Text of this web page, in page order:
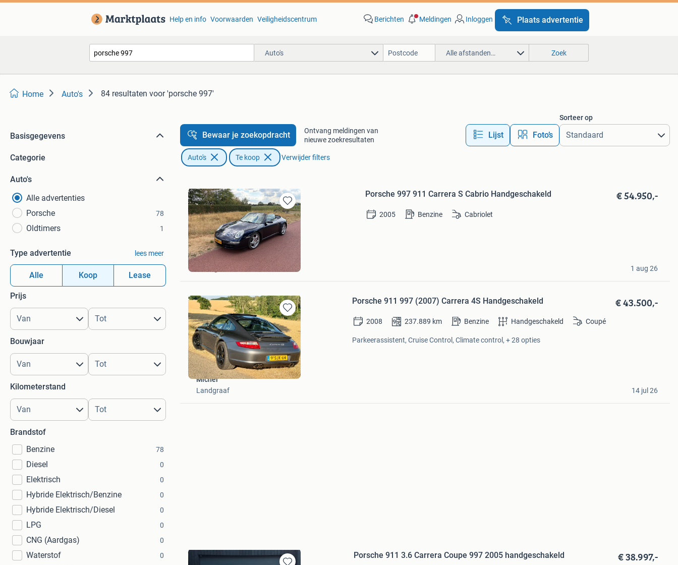
Help en info Voorwaarden Veiligheidscentrum Berichten Meldingen Inloggen Plaats advertentie
Auto's Alle afstanden… Zoek
Home Auto's 84 resultaten voor 'porsche 997'
Basisgegevens
Categorie
Auto's
Alle advertenties
Porsche
78
Oldtimers 1
Type advertentie lees meer
Alle Koop Lease
Prijs
Bouwjaar
Kilometerstand
Brandstof
Benzine
78
Diesel 0
Elektrisch 0
Hybride Elektrisch/Benzine 0
Hybride Elektrisch/Diesel 0
LPG 0
CNG (Aardgas) 0
Waterstof 0
Bewaar je zoekopdracht
Ontvang meldingen van
nieuwe zoekresultaten
Lijst Foto’s
Sorteer op
Auto's Te koop Verwijder filters
Bewaren
in
Mijn
Favorieten
Porsche 997 911 Carrera S Cabrio Handgeschakeld € 54.950,-
2005 Benzine Cabriolet
Benjamin
Tilburg
1 aug 26
Bewaren
in
Mijn
Favorieten
Porsche 911 997 (2007) Carrera 4S Handgeschakeld € 43.500,-
2008 237.889 km Benzine Handgeschakeld Coupé
Parkeerassistent, Cruise Control, Climate control, + 28 opties
Michel
Landgraaf
14 jul 26
Porsche 911 3.6 Carrera Coupe 997 2005 handgeschakeld € 38.997,-